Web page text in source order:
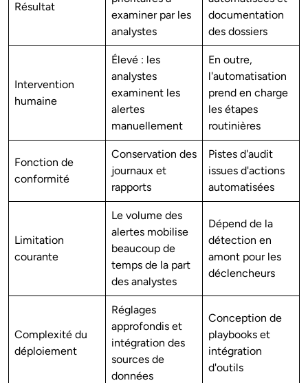
Résultat
examiner par les
analystes
documentation
des dossiers
Intervention
humaine
Élevé : les
analystes
examinent les
alertes
manuellement
En outre,
l'automatisation
prend en charge
les étapes
routinières
Fonction de
conformité
Conservation des
journaux et
rapports
Pistes d'audit
issues d'actions
automatisées
Limitation
courante
Le volume des
alertes mobilise
beaucoup de
temps de la part
des analystes
Dépend de la
détection en
amont pour les
déclencheurs
Complexité du
déploiement
Réglages
approfondis et
intégration des
sources de
données
Conception de
playbooks et
intégration
d'outils